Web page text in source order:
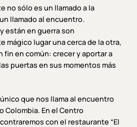
no sólo es un llamado a la
llamado al encuentro.
están en guerra son
mágico lugar una cerca de la otra,
fin en común: crecer y aportar a
puertas en sus momentos más
que nos llama al encuentro
Colombia. En el Centro
con el restaurante “El